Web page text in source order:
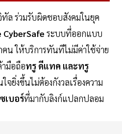
ล ร่วมรับผิดชอบสังคมในยุค
CyberSafe ระบบที่ออกแบบ
น ให้บริการทันทีไม่มีค่าใช้จ่าย
มือถือทรู ดีแทค และทรู
จยิ่งขึ้นไม่ต้องกังวลเรื่องความ
เบอร์ที่มากับลิงก์แปลกปลอม